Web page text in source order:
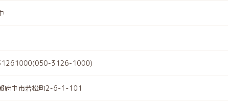
3126-1000)
府中市若松町2-6-1-101